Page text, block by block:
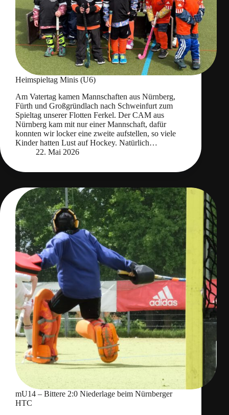
Heimspieltag Minis (U6)
Am Vatertag kamen Mannschaften aus Nürnberg,
Fürth und Großgründlach nach Schweinfurt zum
Spieltag unserer Flotten Ferkel. Der CAM aus
Nürnberg kam mit nur einer Mannschaft, dafür
konnten wir locker eine zweite aufstellen, so viele
Kinder hatten Lust auf Hockey. Natürlich…
22. Mai 2026
mU14 – Bittere 2:0 Niederlage beim Nürnberger
HTC